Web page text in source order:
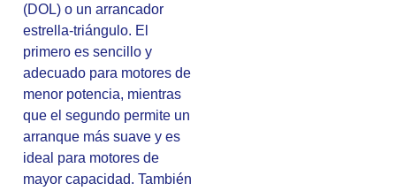
(DOL) o un arrancador
estrella-triángulo. El
primero es sencillo y
adecuado para motores de
menor potencia, mientras
que el segundo permite un
arranque más suave y es
ideal para motores de
mayor capacidad. También